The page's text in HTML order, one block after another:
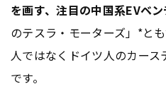
を画す、注目の中国系EVベ
のテスラ・モーターズ」*と
人ではなくドイツ人のカー
です。